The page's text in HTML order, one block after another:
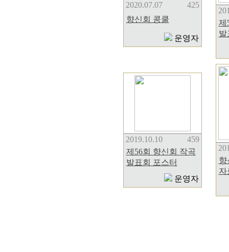
2020.07.07
425
향신회 콩쿨
운영자
제
발
2019.10.10
459
제56회 향신회 작곡
발표회 포스터
운영자
향
자